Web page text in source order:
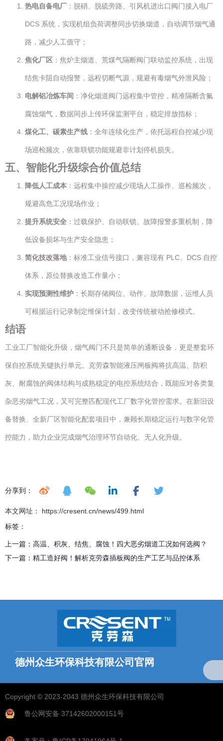
热电自备电厂 ：脱硝、脱硫旁路、引风机进出口阀门接入电厂
DCS 系统，实现机组负荷调整同步切换烟道，自动调节烟气通
路，减少人工值守；
焦化厂区 ：焦炉主烟道、荒煤气隔断阀门联动监控系统，出现
结焦卡阻自动报警，远程切断气源，规避有毒烟气外泄风险；
电解铝冶炼车间 ：净化烟道阀门远程集中管控，精准隔断含氟
腐蚀烟气，数据同步上传环保监测平台，稳定排放指标；
煤化工、碳素生产线 ：全年连续化生产，依托远程自控减少现
场巡检频次，依靠联锁功能规避非计划停机损失。
五、智能化升级综合价值总结
降低人工成本 ：远程集中操控减少现场人工操作、巡检频次，
规避高危工况现场作业；
提升系统安全 ：过载保护、自动联锁、故障报警多重机制，降
低设备损坏与生产安全隐患；
简化技改落地：标准工业信号接口，兼容现有 PLC、DCS 自控
体系，原位替换改造工作量小；
实现预测性维护 ：长期存储阀位、动作、故障数据，运维人员
可根据运行记录制定维保计划，改变传统被动抢修模式。
结语
工业工厂智能化升级，烟气阀门不只是简单的通断设备，更是整套环
保自控系统关键执行单元。克劳森智能液压闸板阀将抗高温、防积
灰、耐腐蚀的阀体结构与成熟稳定的电控系统结合，既能应对各类复
杂恶劣烟气工况，又可完整匹配现代工厂数字化管控需求。在新旧设
备替换、全新厂区智能化配套项目中，兼顾长期稳定运行与数字化管
控能力，助力企业完成烟气治理环节自动化、无人化升级。
分享到：
本文网址： https://cresent.cn/news/499.html
标签：
上一篇： 高温、积灰、结焦、腐蚀！四大恶劣烟道工况如何选阀？
下一篇： 精工造好阀！解析克劳森插板阀的生产工艺与品控体系
相关文章
找不到任何内容
德州众生环保科技有限公司官网
18769703768（微信同号）
Copyright © 2023-2043 德州众生环保科技有限公司
鲁公网安备 37142602000151号